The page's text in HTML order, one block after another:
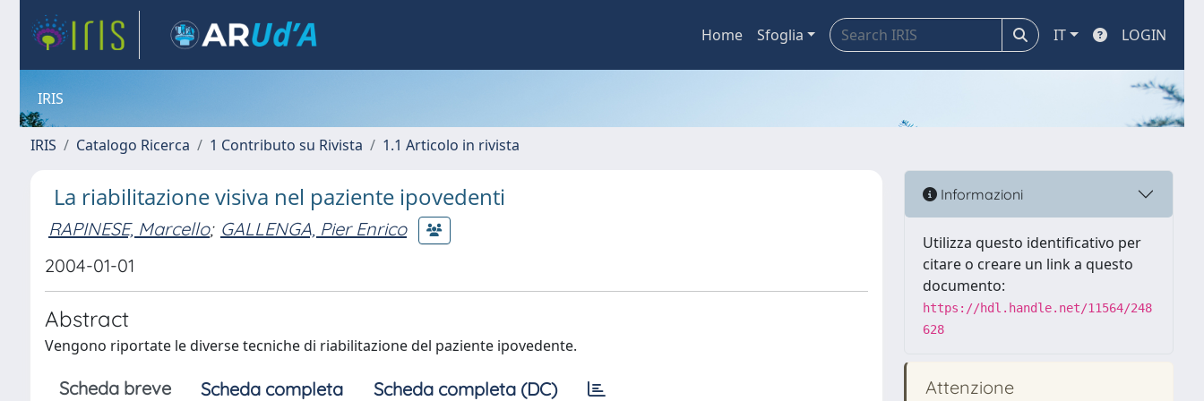
Home Sfoglia IT LOGIN
IRIS
IRIS Catalogo Ricerca 1 Contributo su Rivista 1.1 Articolo in rivista
La riabilitazione visiva nel paziente ipovedenti
RAPINESE, Marcello; GALLENGA, Pier Enrico
2004-01-01
Abstract
Vengono riportate le diverse tecniche di riabilitazione del paziente ipovedente.
Scheda breve Scheda completa Scheda completa (DC)
Informazioni
Utilizza questo identificativo per
citare o creare un link a questo
documento:
https://hdl.handle.net/11564/248
628
Attenzione